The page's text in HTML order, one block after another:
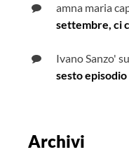
amna maria
settembre, ci
Ivano Sanzo' su
sesto episodio
Archivi